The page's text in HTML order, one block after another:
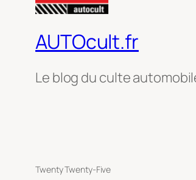
AUTOcult.fr
Le blog du culte
Twenty Twenty-Five